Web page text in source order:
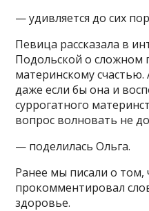
— удивляется до сих
Певица рассказала в
Подольской о сложном
материнскому
даже если бы она и
суррогатного
вопрос волновать не
— поделилась Ольга.
Ранее мы писали о
прокомментировал
здоровье.